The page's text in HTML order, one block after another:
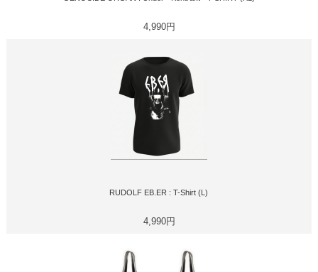
4,990円
RUDOLF EB.ER : T-Shirt (L)
4,990円